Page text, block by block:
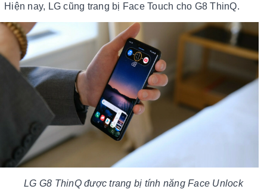
Hiện nay, LG cũng trang bị Face Touch cho G8 ThinQ.
LG G8 ThinQ được trang bị tính năng Face Unlock